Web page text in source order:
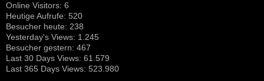
Online Visitors: 6
Heutige Aufrufe: 520
Besucher heute: 238
Yesterday's Views: 1.245
Besucher gestern: 467
Last 30 Days Views: 61.579
Last 365 Days Views: 523.980